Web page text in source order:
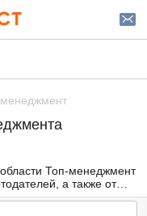
Топ-менеджмент
а также от
день.